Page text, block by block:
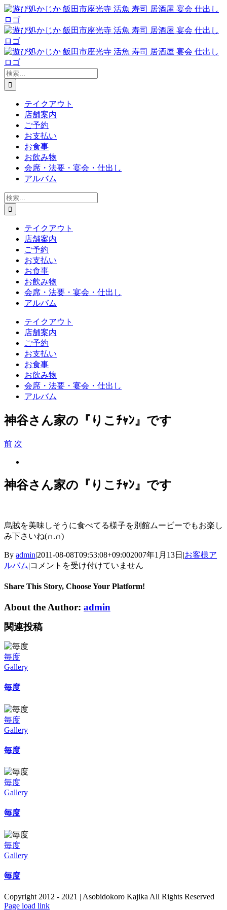
Skip
to
content
検
索
…
テイクアウト
店舗案内
ご予約
お支払い
お食事
お飲み物
会席・法要・宴会・仕出し
アルバム
検
索
…
テイクアウト
店舗案内
ご予約
お支払い
お食事
お飲み物
会席・法要・宴会・仕出し
アルバム
テイクアウト
店舗案内
ご予約
お支払い
お食事
お飲み物
会席・法要・宴会・仕出し
アルバム
神谷さん家の『りこﾁｬﾝ』です
前 次
Image
神谷さん家の『りこﾁｬﾝ』です
烏賊を美味しそうに食べてる様子を別館ムービーでもお楽し
み下さいね(∩.∩)
By admin|2011-08-08T09:53:08+09:002007年1月13日 |お客様ア
ルバム|神
さ
家
『り
コメントを受け付けていません
Share This Story, Choose Your Platform!
About the Author: admin
関連投稿
毎度
Gallery
毎度
毎度
Gallery
毎度
毎度
Gallery
毎度
毎度
Gallery
毎度
Copyright 2012 - 2021 | Asobidokoro Kajika All Rights Reserved
Page load link